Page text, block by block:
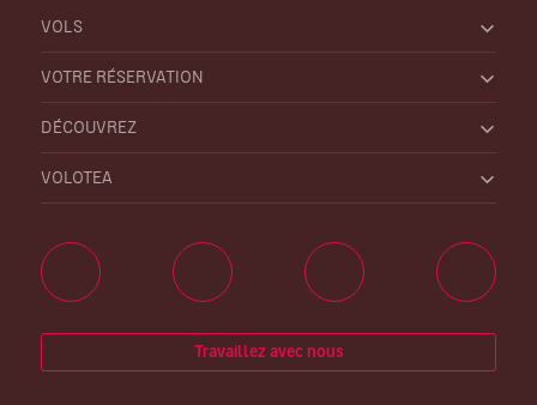
VOLS
VOTRE RÉSERVATION
DÉCOUVREZ
VOLOTEA
Travaillez avec nous